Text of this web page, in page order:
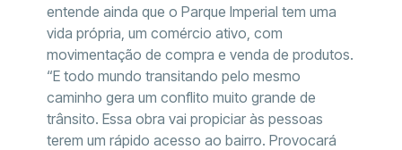
entende ainda que o Parque Imperial tem uma
vida própria, um comércio ativo, com
movimentação de compra e venda de produtos.
“E todo mundo transitando pelo mesmo
caminho gera um conflito muito grande de
trânsito. Essa obra vai propiciar às pessoas
terem um rápido acesso ao bairro. Provocará